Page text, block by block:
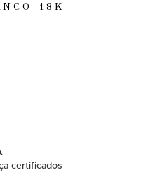
18K
certificados